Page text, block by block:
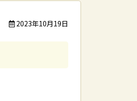
2023年10月19日